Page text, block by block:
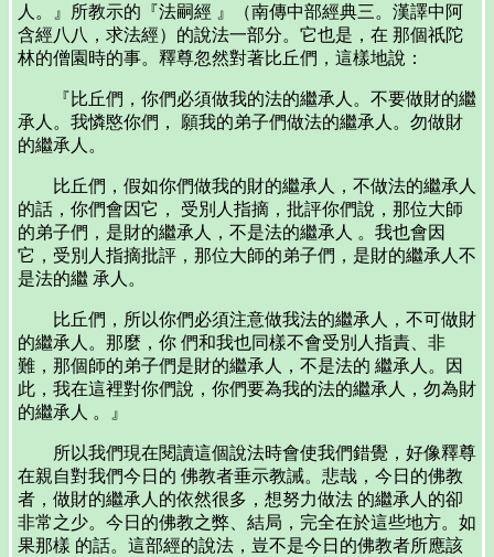
人。』所教示的『法嗣經 』（南傳中部經典三。漢譯中阿
含經八八，求法經）的說法一部分。它也是，在 那個祇陀
林的僧園時的事。釋尊忽然對著比丘們，這樣地說：
『比丘們，你們必須做我的法的繼承人。不要做財的繼
承人。我憐愍你們， 願我的弟子們做法的繼承人。勿做財
的繼承人。
比丘們，假如你們做我的財的繼承人，不做法的繼承人
的話，你們會因它， 受別人指摘，批評你們說，那位大師
的弟子們，是財的繼承人，不是法的繼承人 。我也會因
它，受別人指摘批評，那位大師的弟子們，是財的繼承人不
是法的繼 承人。
比丘們，所以你們必須注意做我法的繼承人，不可做財
的繼承人。那麼，你 們和我也同樣不會受別人指責、非
難，那個師的弟子們是財的繼承人，不是法的 繼承人。因
此，我在這裡對你們說，你們要為我的法的繼承人，勿為財
的繼承人 。』
所以我們現在閱讀這個說法時會使我們錯覺，好像釋尊
在親自對我們今日的 佛教者垂示教誡。悲哉，今日的佛教
者，做財的繼承人的依然很多，想努力做法 的繼承人的卻
非常之少。今日的佛教之弊、結局，完全在於這些地方。如
果那樣 的話。這部經的說法，豈不是今日的佛教者所應該